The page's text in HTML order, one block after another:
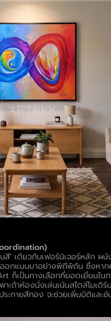
สี' เดียวกับเฟอร์นิเจอร์หลัก
ออกแบบมาอย่างพิถีพิถัน ซึ่งหา
เป็นทางเลือกที่ยอดเยี่ยมในก
าห้องนั่งเล่นเน้นสไตล์โมเดิร์
ะกายสีทอง จะช่วยเพิ่มมิติและ